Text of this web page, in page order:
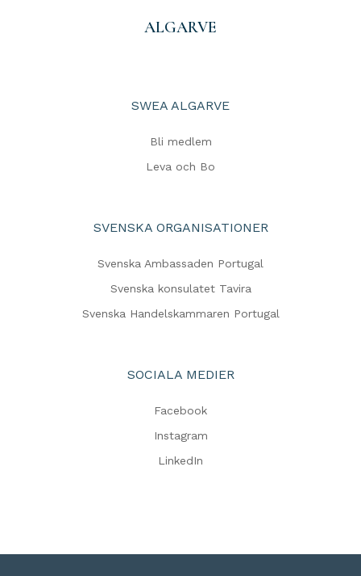
ALGARVE
SWEA ALGARVE
Bli medlem
Leva och Bo
SVENSKA ORGANISATIONER
Svenska Ambassaden Portugal
Svenska konsulatet Tavira
Svenska Handelskammaren Portugal
SOCIALA MEDIER
Facebook
Instagram
LinkedIn